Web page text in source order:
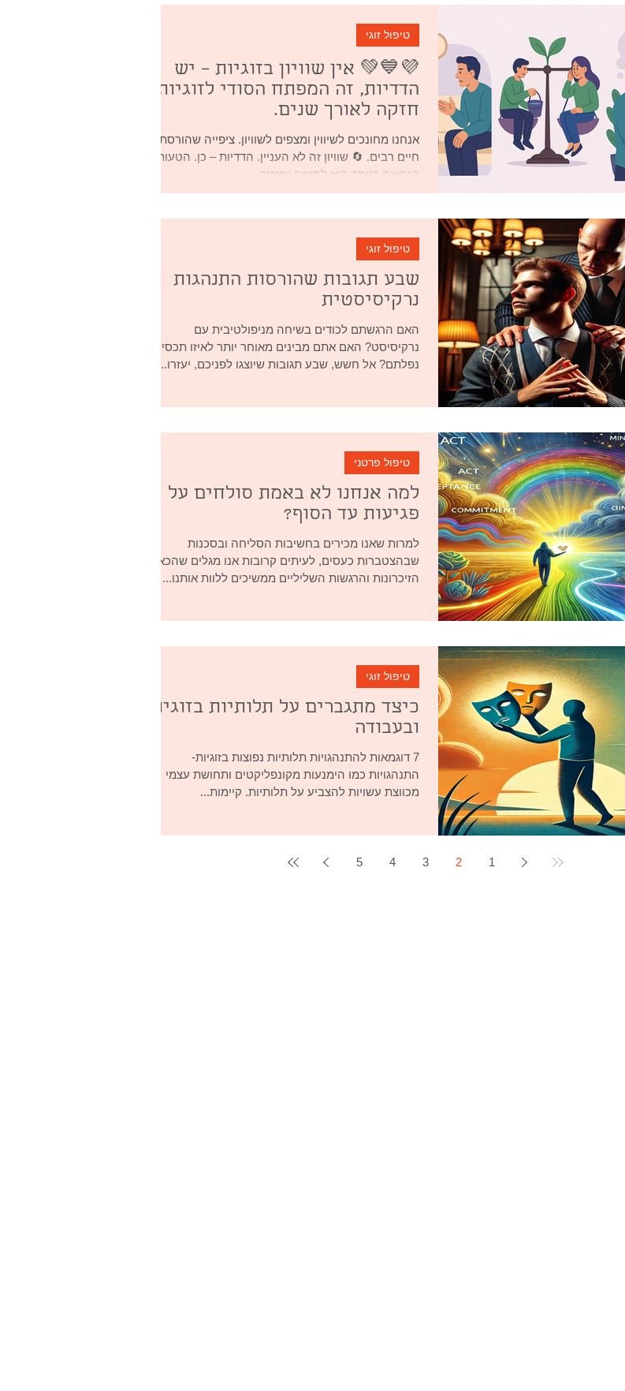
💜💙💚 אין שוויון בזוגיות – יש
הדדיות, זה המפתח הסודי לזוגיות
חזקה לאורך שנים.
אנחנו מחונכים לשיווין ומצפים לשוויון. ציפייה שהורסת
חיים רבים. 🔄 שוויון זה לא העניין. הדדיות – כן. הטעות
הנפוצה ביותר היא לחשוב שצריך...
טיפול זוגי
שבע תגובות שהורסות התנהגות
נרקיסיסטית
האם הרגשתם לכודים בשיחה מניפולטיבית עם
נרקיסיסט? האם אתם מבינים מאוחר יותר לאיזו תכסיסים
נפלתם? אל חשש, שבע תגובות שיוצגו לפניכם, יעזרו...
טיפול זוגי
למה אנחנו לא באמת סולחים על
פגיעות עד הסוף?
למרות שאנו מכירים בחשיבות הסליחה ובסכנות
שבהצטברות כעסים, לעיתים קרובות אנו מגלים שהכאב,
הזיכרונות והרגשות השליליים ממשיכים ללוות אותנו...
טיפול פרטני
כיצד מתגברים על תלותיות בזוגיות
ובעבודה
7 דוגמאות להתנהגויות תלותיות נפוצות בזוגיות-
התנהגויות כמו הימנעות מקונפליקטים ותחושת עצמי
מכווצת עשויות להצביע על תלותיות. קיימות...
טיפול זוגי
1
2
3
4
5